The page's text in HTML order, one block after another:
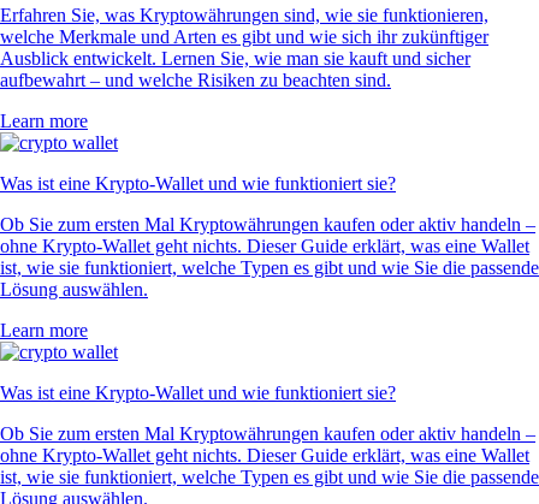
Erfahren Sie, was Kryptowährungen sind, wie sie funktionieren,
welche Merkmale und Arten es gibt und wie sich ihr zukünftiger
Ausblick entwickelt. Lernen Sie, wie man sie kauft und sicher
aufbewahrt – und welche Risiken zu beachten sind.
Learn more
Was ist eine Krypto-Wallet und wie funktioniert sie?
Ob Sie zum ersten Mal Kryptowährungen kaufen oder aktiv handeln –
ohne Krypto-Wallet geht nichts. Dieser Guide erklärt, was eine Wallet
ist, wie sie funktioniert, welche Typen es gibt und wie Sie die passende
Lösung auswählen.
Learn more
Was ist eine Krypto-Wallet und wie funktioniert sie?
Ob Sie zum ersten Mal Kryptowährungen kaufen oder aktiv handeln –
ohne Krypto-Wallet geht nichts. Dieser Guide erklärt, was eine Wallet
ist, wie sie funktioniert, welche Typen es gibt und wie Sie die passende
Lösung auswählen.